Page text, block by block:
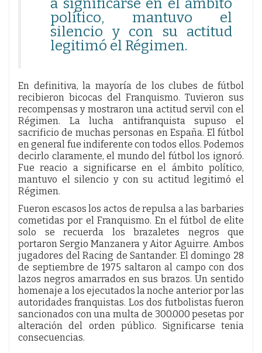
a significarse en el ámbito
político, mantuvo el
silencio y con su actitud
legitimó el Régimen.
En definitiva, la mayoría de los clubes de fútbol
recibieron bicocas del Franquismo. Tuvieron sus
recompensas y mostraron una actitud servil con el
Régimen. La lucha antifranquista supuso el
sacrificio de muchas personas en España. El fútbol
en general fue indiferente con todos ellos. Podemos
decirlo claramente, el mundo del fútbol los ignoró.
Fue reacio a significarse en el ámbito político,
mantuvo el silencio y con su actitud legitimó el
Régimen.
Fueron escasos los actos de repulsa a las barbaries
cometidas por el Franquismo. En el fútbol de elite
solo se recuerda los brazaletes negros que
portaron Sergio Manzanera y Aitor Aguirre. Ambos
jugadores del Racing de Santander. El domingo 28
de septiembre de 1975 saltaron al campo con dos
lazos negros amarrados en sus brazos. Un sentido
homenaje a los ejecutados la noche anterior por las
autoridades franquistas. Los dos futbolistas fueron
sancionados con una multa de 300.000 pesetas por
alteración del orden público. Significarse tenia
consecuencias.